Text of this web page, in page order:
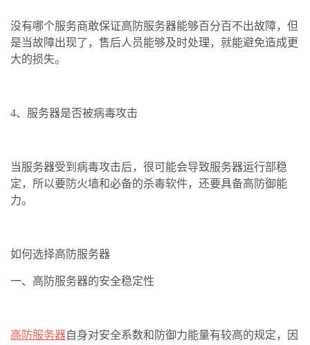
没有哪个服务商敢保证高防服务器能够百分百不出故障，但
是当故障出现了，售后人员能够及时处理，就能避免造成更
大的损失。
4、服务器是否被病毒攻击
当服务器受到病毒攻击后，很可能会导致服务器运行部稳
定，所以要防火墙和必备的杀毒软件，还要具备高防御能
力。
如何选择高防服务器
一、高防服务器的安全稳定性
高防服务器自身对安全系数和防御力能量有较高的规定，因